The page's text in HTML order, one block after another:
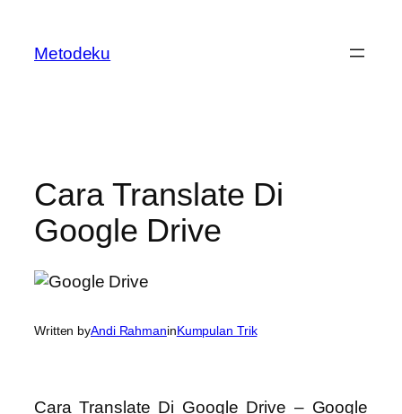
content
Metodeku
Cara Translate Di
Google Drive
Written byAndi RahmaninKumpulan Trik
Cara Translate Di Google Drive – Google